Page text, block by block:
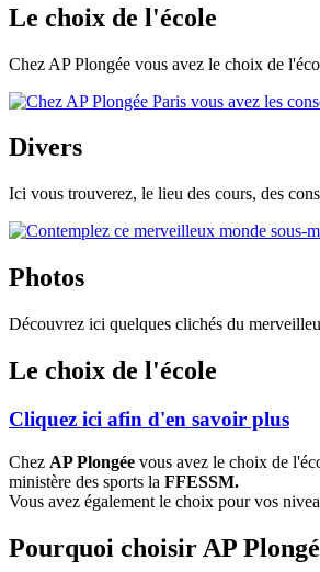
Le choix de l'école
Chez AP Plongée vous avez le choix de
Divers
Ici vous trouverez, le lieu des cours, des
Photos
Découvrez ici quelques clichés du
Le choix de l'école
Cliquez ici afin d'en savoir plus
Chez AP Plongée vous avez le choix de
ministère des sports la FFESSM.
Vous avez également le choix pour vos
Pourquoi choisir AP